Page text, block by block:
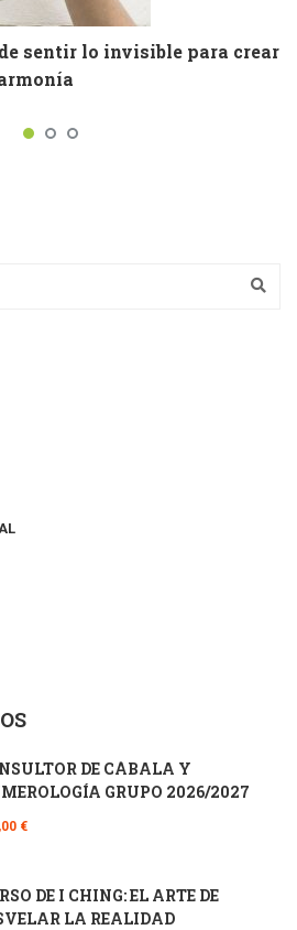
sentir lo invisible para crear
DE CÁBALA Y
GRUPO 2026/2027
€
DE I CHING: EL ARTE DE
LA REALIDAD